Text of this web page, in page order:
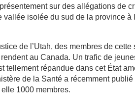
sur des allégations de
vallée isolée du sud de la province
de l’Utah, des membres de
au Canada. Un trafic de
tellement répandue dans cet État
de la Santé a récemment
1000 membres.